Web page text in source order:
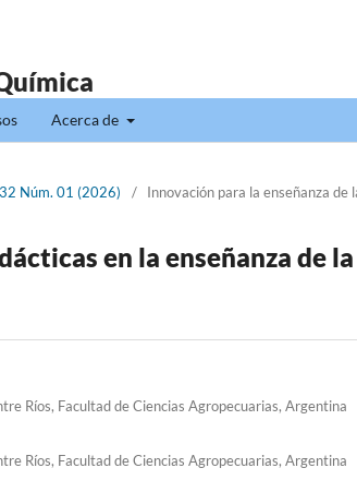
Acerca de
Núm. 01 (2026) / Innovación para la enseñanza de
en la enseñanza de
Ríos, Facultad de Ciencias Agropecuarias, Argentina
Ríos, Facultad de Ciencias Agropecuarias, Argentina